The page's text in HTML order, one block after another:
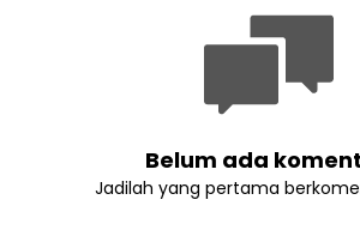
Belum ada
Jadilah yang pertama